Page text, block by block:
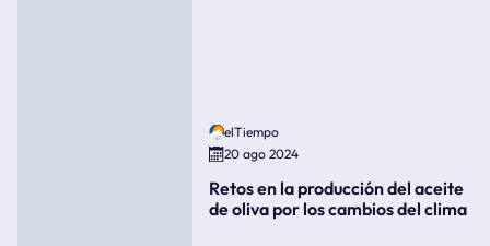
elTiempo
20 ago 2024
Retos en la producción del aceite
de oliva por los cambios del clima